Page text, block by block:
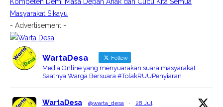
Masyarakat Sikayu
- Advertisement -
WartaDesa Follow
Media Online yang menyuarakan suara masyarakat
Saatnya Warga Bersuara #TolakRUUPenyiaran
WartaDesa @warta_desa · 28 Jul